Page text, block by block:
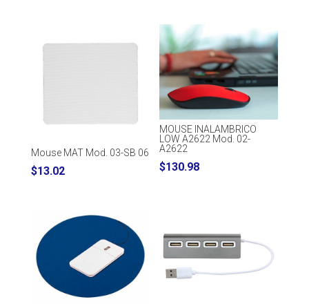
Mouse MAT Mod. 03-SB 06
$13.02
MOUSE INALAMBRICO
LOW A2622 Mod. 02-
A2622
$130.98